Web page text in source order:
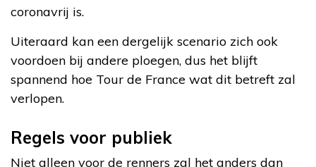
coronavrij is.
Uiteraard kan een dergelijk scenario zich ook
voordoen bij andere ploegen, dus het blijft
spannend hoe Tour de France wat dit betreft zal
verlopen.
Regels voor publiek
Niet alleen voor de renners zal het anders dan